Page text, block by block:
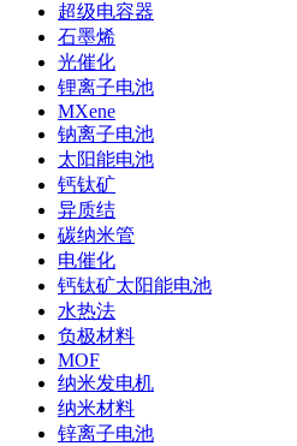
超级电容器
石墨烯
光催化
锂离子电池
MXene
钠离子电池
太阳能电池
钙钛矿
异质结
碳纳米管
电催化
钙钛矿太阳能电池
水热法
负极材料
MOF
纳米发电机
纳米材料
锌离子电池